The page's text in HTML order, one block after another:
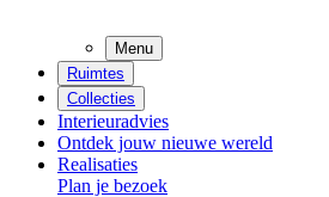
Menu
Ruimtes
Collecties
Interieuradvies
Ontdek jouw nieuwe wereld
Realisaties
Plan je bezoek